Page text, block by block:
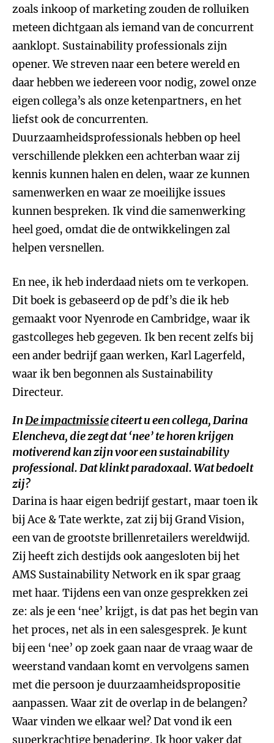
zoals inkoop of marketing zouden de rolluiken
meteen dichtgaan als iemand van de concurrent
aanklopt. Sustainability professionals zijn
opener. We streven naar een betere wereld en
daar hebben we iedereen voor nodig, zowel onze
eigen collega’s als onze ketenpartners, en het
liefst ook de concurrenten.
Duurzaamheidsprofessionals hebben op heel
verschillende plekken een achterban waar zij
kennis kunnen halen en delen, waar ze kunnen
samenwerken en waar ze moeilijke issues
kunnen bespreken. Ik vind die samenwerking
heel goed, omdat die de ontwikkelingen zal
helpen versnellen.
En nee, ik heb inderdaad niets om te verkopen.
Dit boek is gebaseerd op de pdf’s die ik heb
gemaakt voor Nyenrode en Cambridge, waar ik
gastcolleges heb gegeven. Ik ben recent zelfs bij
een ander bedrijf gaan werken, Karl Lagerfeld,
waar ik ben begonnen als Sustainability
Directeur.
InDe impactmissieciteert u een collega, Darina
Elencheva, die zegt dat ‘nee’ te horen krijgen
motiverend kan zijn voor een sustainability
professional. Dat klinkt paradoxaal. Wat bedoelt
zij?
Darina is haar eigen bedrijf gestart, maar toen ik
bij Ace & Tate werkte, zat zij bij Grand Vision,
een van de grootste brillenretailers wereldwijd.
Zij heeft zich destijds ook aangesloten bij het
AMS Sustainability Network en ik spar graag
met haar. Tijdens een van onze gesprekken zei
ze: als je een ‘nee’ krijgt, is dat pas het begin van
het proces, net als in een salesgesprek. Je kunt
bij een ‘nee’ op zoek gaan naar de vraag waar de
weerstand vandaan komt en vervolgens samen
met die persoon je duurzaamheidspropositie
aanpassen. Waar zit de overlap in de belangen?
Waar vinden we elkaar wel? Dat vond ik een
superkrachtige benadering. Ik hoor vaker dat